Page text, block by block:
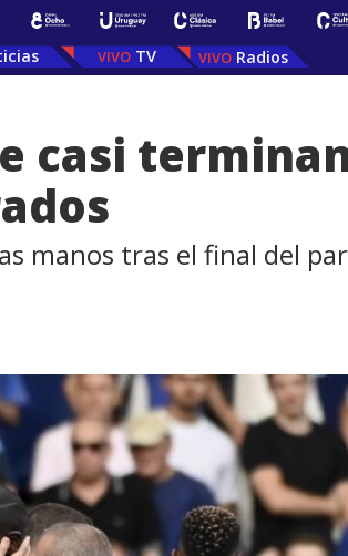
TV Radios
casi
manos tras el final del